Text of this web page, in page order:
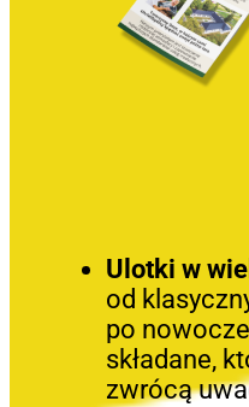
Ulotki w
od
po
składane,
zwrócą